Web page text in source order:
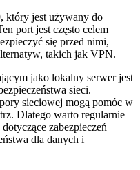
‌który jest ‌używany ‌do
port⁢ jest często celem⁤
się przed nimi,
takich jak VPN.
jako ⁢lokalny ‍serwer ​jest
sieci.
sieciowej mogą pomóc w
Dlatego​ warto regularnie
zabezpieczeń
dla danych i